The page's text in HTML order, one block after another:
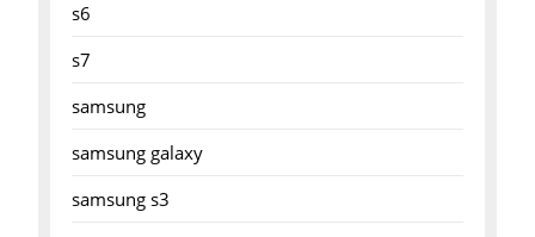
s6
s7
samsung
samsung galaxy
samsung s3